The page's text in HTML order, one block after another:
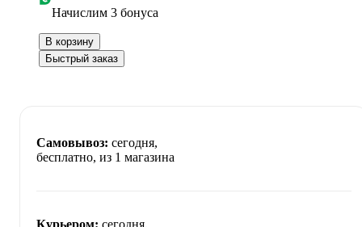
Начислим 3 бонуса
В корзину
Быстрый заказ
Самовывоз: сегодня,
бесплатно, из 1 магазина
Курьером: сегодня,